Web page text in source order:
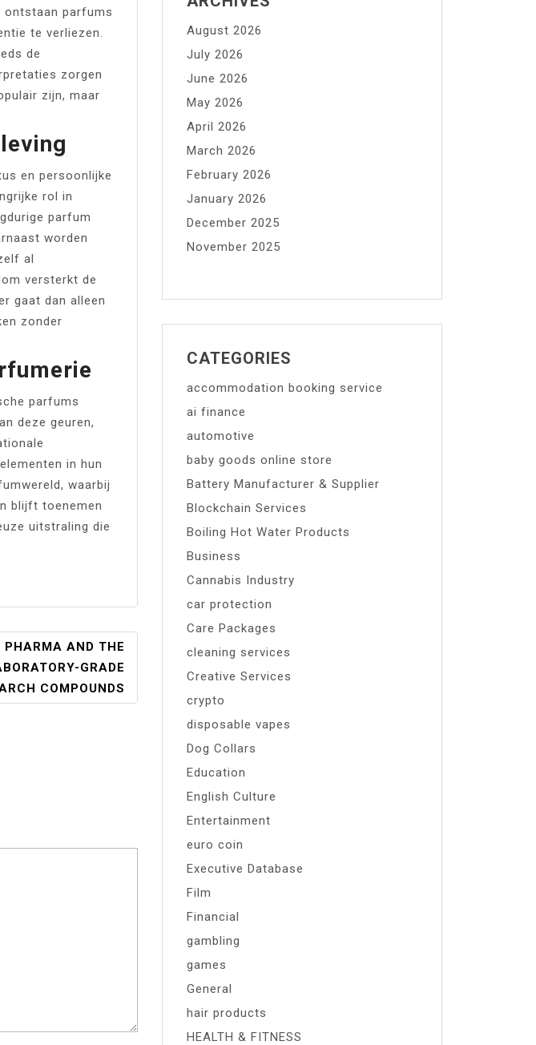
ontstaan parfums
te verliezen.
de
zorgen
zijn, maar
en persoonlijke
rol in
parfum
worden
al
versterkt de
gaat dan alleen
zonder
parfums
deze geuren,
in hun
waarbij
blijft toenemen
uitstraling die
PHARMA AND THE
GRADE
COMPOUNDS
August 2026
July 2026
June 2026
May 2026
April 2026
March 2026
February 2026
January 2026
December 2025
November 2025
CATEGORIES
accommodation booking service
ai finance
automotive
baby goods online store
Battery Manufacturer & Supplier
Blockchain Services
Boiling Hot Water Products
Business
Cannabis Industry
car protection
Care Packages
cleaning services
Creative Services
crypto
disposable vapes
Dog Collars
Education
English Culture
Entertainment
euro coin
Executive Database
Film
Financial
gambling
games
General
hair products
HEALTH & FITNESS